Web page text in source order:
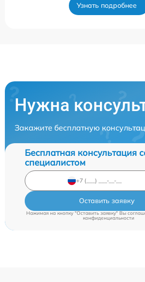
Узнать подробнее
Нужна
Закажите бесплатную
Бесплатная консультация
специалистом
Оставить заявку
Нажимая на кнопку "Оставить заявку" Вы
конфиденциальности